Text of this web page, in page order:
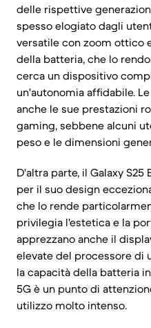
delle rispettive
spesso elogiato dagli
versatile con zoom ottico
della batteria, che lo
cerca un dispositivo
un'autonomia affidabile.
anche le sue prestazioni
gaming, sebbene alcuni
peso e le dimensioni
D'altra parte, il Galaxy
per il suo design
che lo rende
privilegia l'estetica e la
apprezzano anche il
elevate del processore di
la capacità della batteria
5G è un punto di
utilizzo molto intenso.